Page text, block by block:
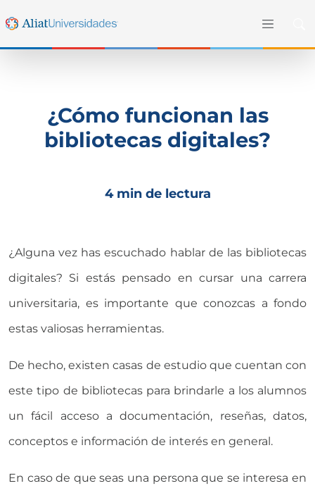
¿Cómo funcionan las
bibliotecas digitales?
4 min de lectura
¿Alguna vez has escuchado hablar de las bibliotecas
digitales? Si estás pensado en cursar una carrera
universitaria, es importante que conozcas a fondo
estas valiosas herramientas.
De hecho, existen casas de estudio que cuentan con
este tipo de bibliotecas para brindarle a los alumnos
un fácil acceso a documentación, reseñas, datos,
conceptos e información de interés en general.
En caso de que seas una persona que se interesa en